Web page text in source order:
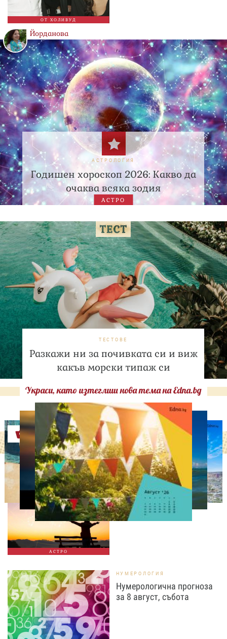
ОТ ХОЛИВУД
Йорданова
АСТРОЛОГИЯ
Годишен хороскоп 2026: Какво да
очаква всяка зодия
АСТРО
ТЕСТОВЕ
Разкажи ни за почивката си и виж
какъв морски типаж си
Украси, като изтеглиш нова тема на Edna.bg
Оферти
АСТРО
АСТРОЛОГИЯ
Дневен хороскоп за 8
август, събота
НУМЕРОЛОГИЯ
Нумерологична прогноза
за 8 август, събота